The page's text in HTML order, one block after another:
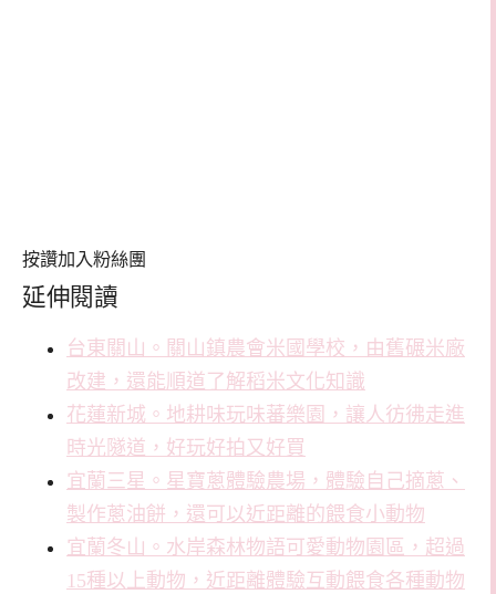
按讚加入粉絲團
延伸閱讀
台東關山。關山鎮農會米國學校，由舊碾米廠
改建，還能順道了解稻米文化知識
花蓮新城。地耕味玩味蕃樂園，讓人彷彿走進
時光隧道，好玩好拍又好買
宜蘭三星。星寶蔥體驗農場，體驗自己摘蔥、
製作蔥油餅，還可以近距離的餵食小動物
宜蘭冬山。水岸森林物語可愛動物園區，超過
15種以上動物，近距離體驗互動餵食各種動物